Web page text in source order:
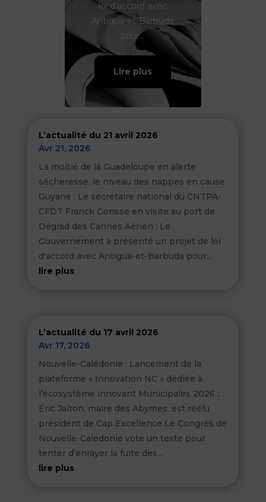
loi d'accord avec
Antigua-et-Barbuda
pour...
Lire plus
L’actualité du 21 avril 2026
Avr 21, 2026
La moitié de la Guadeloupe en alerte
sécheresse, le niveau des nappes en cause
Guyane : Le secrétaire national du CNTPA-
CFDT Franck Gonsse en visite au port de
Dégrad des Cannes Aérien : Le
Gouvernement a présenté un projet de loi
d'accord avec Antigua-et-Barbuda pour...
lire plus
L’actualité du 17 avril 2026
Avr 17, 2026
Nouvelle-Calédonie : Lancement de la
plateforme « Innovation NC » dédiée à
l’écosystème innovant Municipales 2026 :
Éric Jalton, maire des Abymes, est réélu
président de Cap Excellence Le Congrès de
Nouvelle-Calédonie vote un texte pour
tenter d’enrayer la fuite des...
lire plus